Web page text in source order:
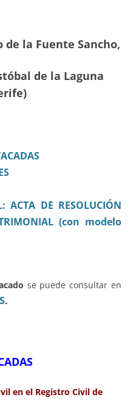
de la Fuente Sancho,
de la Laguna
ACTA DE RESOLUCIÓN
(con modelo
se puede consultar en
.
en el Registro Civil de